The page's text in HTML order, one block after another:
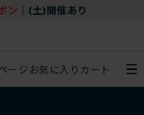
ン (土)開催あり
ージ お気に入り カート